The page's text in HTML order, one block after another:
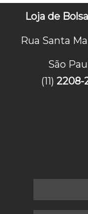
Loja de
Rua Santa
São
(11) 2208-